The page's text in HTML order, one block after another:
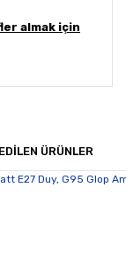
almak için
ve
ÜRÜNLER